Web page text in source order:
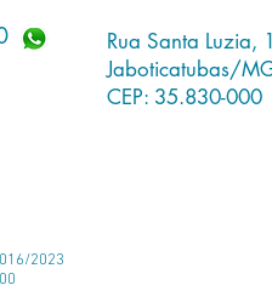
Rua Santa Luzia,
Jaboticatubas/
CEP: 35.830-000
2023